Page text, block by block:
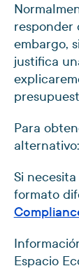
responder
embargo,
justifica
Para
alternativo:
Si
formato
Espacio